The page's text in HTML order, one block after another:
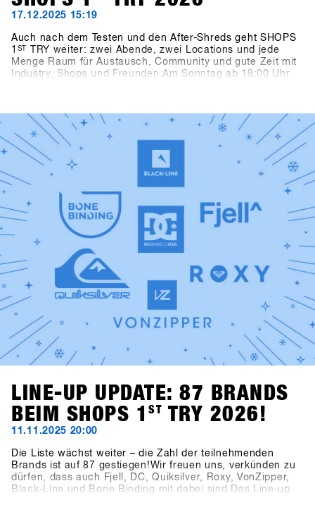
17.12.2025 15:19
Auch nach dem Testen und den After-Shreds geht SHOPS
1 ST
TRY weiter: zwei Abende, zwei Locations und jede
Menge Raum für Austausch, Community und gute Zeit mit
Industry, Shops und Freunden.Am Sonntag ab 19:00 Uhr
MDS und das Bowling for Boards Turnier sorgen für einen
unterhaltsamen Abend – inklusive der Chance auf starke
Preise.Am Montag ab 21:00 Uhr übernehmen zwei echte
Snowboarding-Legenden die Decks: Fredi Kalbermatten
und Gogo Gossner sind DJ Fredi K & DJock Norris. Im
Kosis Pub (Hotel Kosis, Fügen) geht es auf eine
musikalische Reise durch Old-School Hip-Hop, Funk und
Soul.
LINE-UP UPDATE: 87 BRANDS
BEIM SHOPS 1
ST TRY 2026!
11.11.2025 20:00
Die Liste wächst weiter – die Zahl der teilnehmenden
Brands ist auf 87 gestiegen!Wir freuen uns, verkünden zu
dürfen, dass auch Fjell, DC, Quiksilver, Roxy, VonZipper,
Black-Line und Bone Binding mit dabei sind.Das Line-up